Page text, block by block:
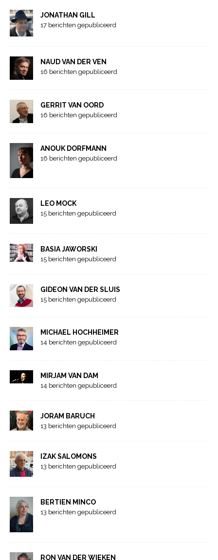
JONATHAN GILL
17 berichten gepubliceerd
NAUD VAN DER VEN
16 berichten gepubliceerd
GERRIT VAN OORD
16 berichten gepubliceerd
ANOUK DORFMANN
16 berichten gepubliceerd
LEO MOCK
15 berichten gepubliceerd
BASIA JAWORSKI
15 berichten gepubliceerd
GIDEON VAN DER SLUIS
15 berichten gepubliceerd
MICHAEL HOCHHEIMER
14 berichten gepubliceerd
MIRJAM VAN DAM
14 berichten gepubliceerd
JORAM BARUCH
13 berichten gepubliceerd
IZAK SALOMONS
13 berichten gepubliceerd
BERTIEN MINCO
13 berichten gepubliceerd
RON VAN DER WIEKEN